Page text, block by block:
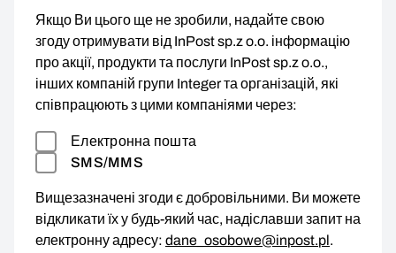
Якщо Ви цього ще не зробили, надайте свою
згоду отримувати від InPost sp.z o.o. інформацію
про акції, продукти та послуги InPost sp.z o.o.,
інших компаній групи Integer та організацій, які
співпрацюють з цими компаніями через:
Електронна пошта
SMS/MMS
Вищезазначені згоди є добровільними. Ви можете
відкликати їх у будь-який час, надіславши запит на
електронну адресу: dane_osobowe@inpost.pl.